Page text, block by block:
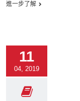
進一步了解
11
04, 2019